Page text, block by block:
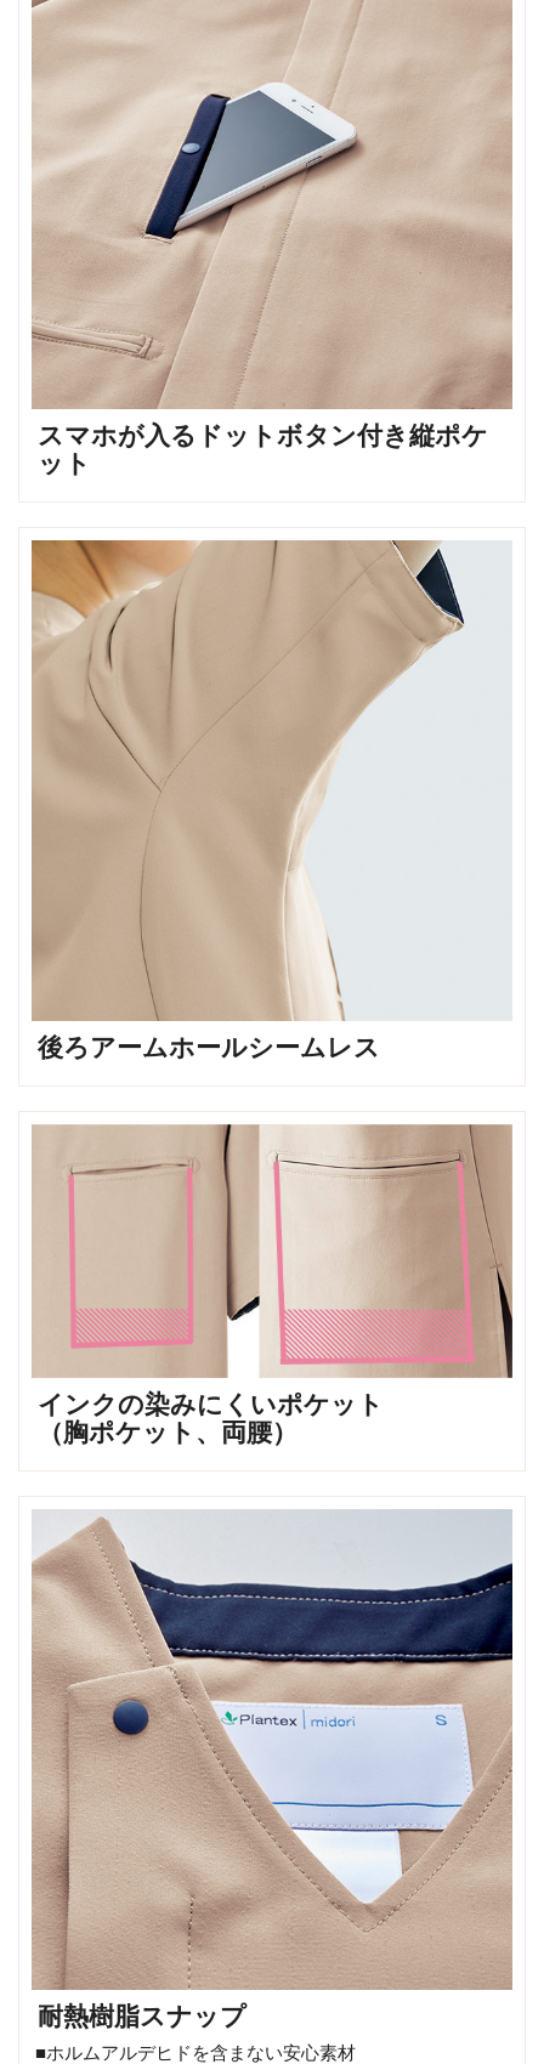
スマホが入るドットボタン付き縦ポケ
ット
後ろアームホールシームレス
インクの染みにくいポケット
（胸ポケット、両腰）
耐熱樹脂スナップ
■ホルムアルデヒドを含まない安心素材